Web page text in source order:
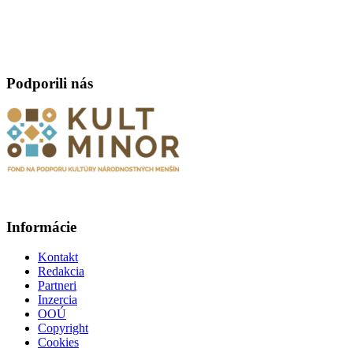
Podporili nás
Informácie
Kontakt
Redakcia
Partneri
Inzercia
OOÚ
Copyright
Cookies